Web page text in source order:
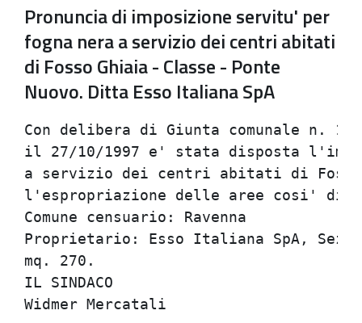
Pronuncia di imposizione servitu' per
fogna nera a servizio dei centri abitati
di Fosso Ghiaia - Classe - Ponte
Nuovo. Ditta Esso Italiana SpA
Con delibera di Giunta comunale
il 27/10/1997 e' stata disposta
a servizio dei centri abitati di
l'espropriazione
Comune
Proprietario: Esso Italiana
mq.
IL